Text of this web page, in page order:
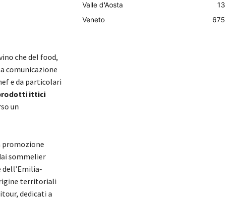
che del food,
comunicazione
e da particolari
ittici
un
promozione
sommelier
territoriali
dedicati a
Valle d'Aosta
13
Veneto
675